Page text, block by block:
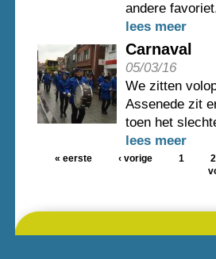
andere
lees meer
Carnaval
05/03/16
We zitten
Assenede zit
toen het
lees meer
« eerste ‹ vorige 1
2